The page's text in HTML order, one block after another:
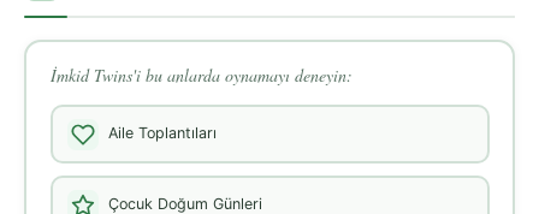
İmkid Twins'i bu anlarda oynamayı deneyin:
Aile Toplantıları
Çocuk Doğum Günleri